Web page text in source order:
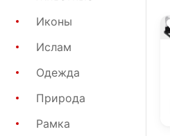
Иконы
Ислам
Одежда
Природа
Рамка